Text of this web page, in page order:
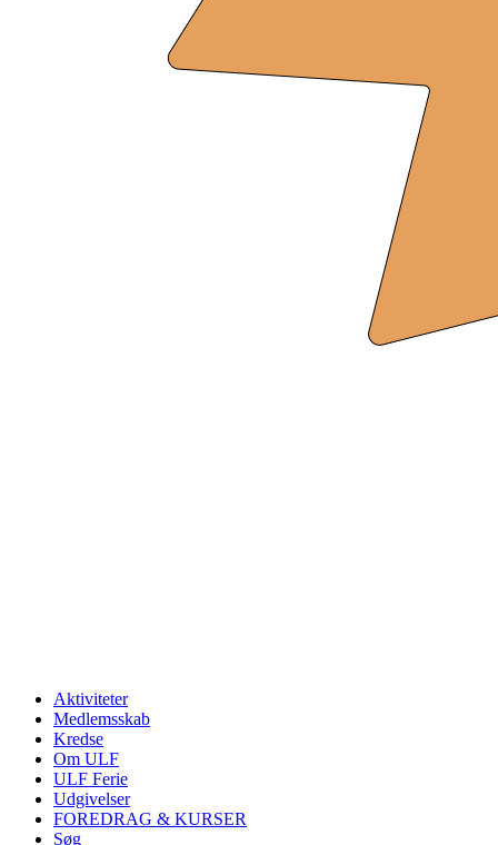
Aktiviteter
Medlemsskab
Kredse
Om ULF
ULF Ferie
Udgivelser
FOREDRAG & KURSER
Søg